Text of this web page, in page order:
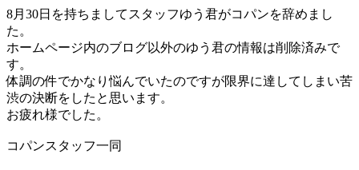
8月30日を持ちましてスタッフゆう君がコパンを辞めまし
た。
ホームページ内のブログ以外のゆう君の情報は削除済みで
す。
体調の件でかなり悩んでいたのですが限界に達してしまい苦
渋の決断をしたと思います。
お疲れ様でした。
コパンスタッフ一同